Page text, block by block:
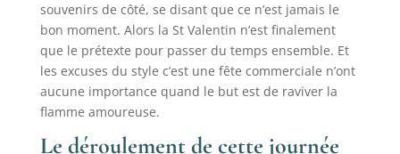
souvenirs de côté, se disant que ce n’est jamais le
bon moment. Alors la St Valentin n’est finalement
que le prétexte pour passer du temps ensemble. Et
les excuses du style c’est une fête commerciale n’ont
aucune importance quand le but est de raviver la
flamme amoureuse.
Le déroulement de cette journée